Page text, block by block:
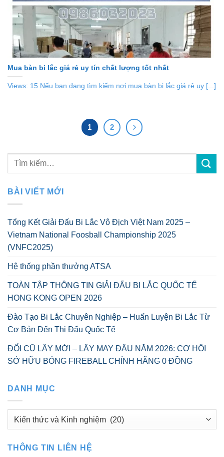
Mua bàn bi lắc giá rẻ uy tín chất lượng tốt nhất
Views: 15 Nếu bạn đang tìm kiếm nơi mua bàn bi lắc giá rẻ uy [...]
1 2
BÀI VIẾT MỚI
Tổng Kết Giải Đấu Bi Lắc Vô Địch Việt Nam 2025 –
Vietnam National Foosball Championship 2025
(VNFC2025)
Hệ thống phần thưởng ATSA
TOÀN TẬP THÔNG TIN GIẢI ĐẤU BI LẮC QUỐC TẾ
HONG KONG OPEN 2026
Đào Tạo Bi Lắc Chuyên Nghiệp – Huấn Luyện Bi Lắc Từ
Cơ Bản Đến Thi Đấu Quốc Tế
ĐỔI CŨ LẤY MỚI – LẤY MAY ĐẦU NĂM 2026: CƠ HỘI
SỞ HỮU BÓNG FIREBALL CHÍNH HÃNG 0 ĐỒNG
DANH MỤC
Danh
THÔNG TIN LIÊN HỆ